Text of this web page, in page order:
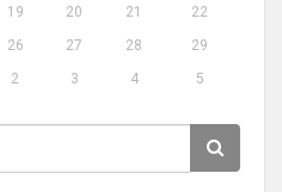
19 20 21
22
26 27 28
29
2 3 4 5